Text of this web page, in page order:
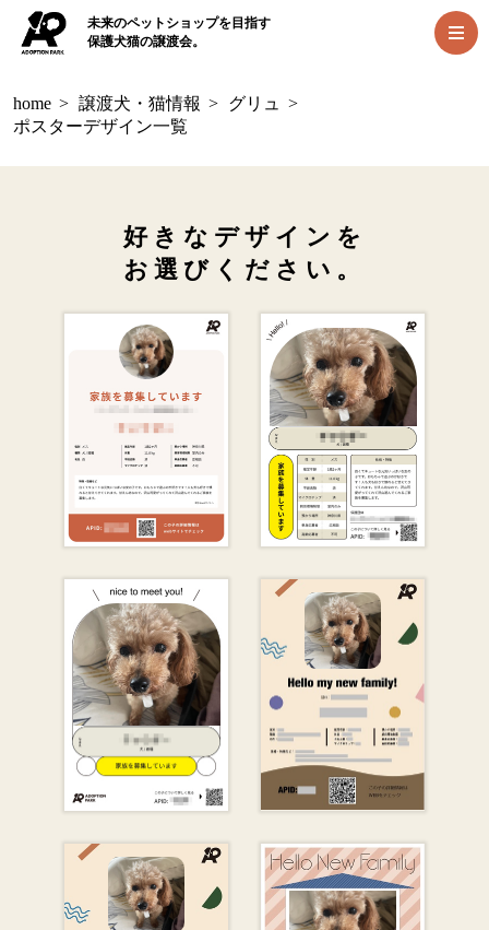
未来のペットショップを目指す
保護犬猫の譲渡会。
home > 譲渡犬・猫情報 > グリュ
>
ポスターデザイン一覧
好きなデザインを
お選びください。